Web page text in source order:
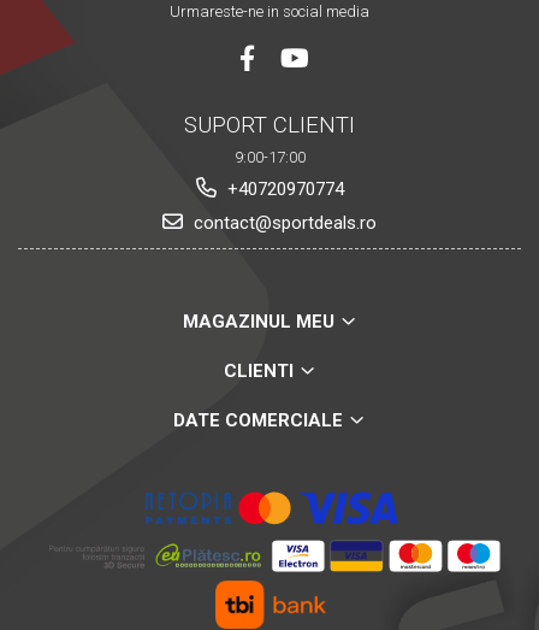
Urmareste-ne in social media
SUPORT CLIENTI
9:00-17:00
+40720970774
contact@sportdeals.ro
MAGAZINUL MEU
CLIENTI
DATE COMERCIALE